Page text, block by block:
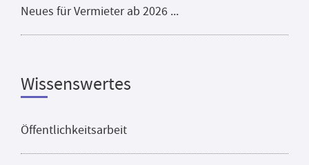
Neues für Vermieter ab 2026 ...
Wissenswertes
Öffentlichkeitsarbeit